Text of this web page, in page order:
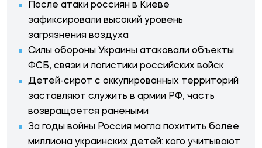
После атаки россиян в Киеве
зафиксировали высокий уровень
загрязнения воздуха
Силы обороны Украины атаковали объекты
ФСБ, связи и логистики российских войск
Детей-сирот с оккупированных территорий
заставляют служить в армии РФ, часть
возвращается ранеными
За годы войны Россия могла похитить более
миллиона украинских детей: кого учитывают